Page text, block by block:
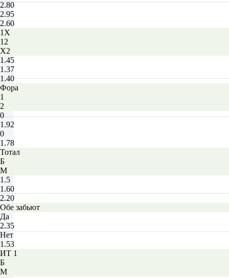
2.80
2.95
2.60
1X
12
X2
1.45
1.37
1.40
Фора
1
2
0
1.92
0
1.78
Тотал
Б
М
1.5
1.60
2.20
Обе забьют
Да
2.35
Нет
1.53
ИТ 1
Б
М